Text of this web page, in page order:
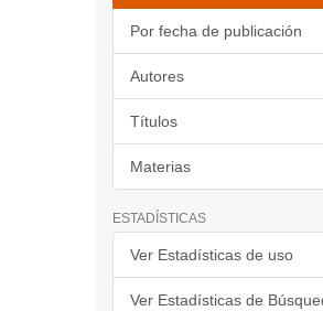
Por fecha de publicación
Autores
Títulos
Materias
ESTADÍSTICAS
Ver Estadísticas de uso
Ver Estadísticas de